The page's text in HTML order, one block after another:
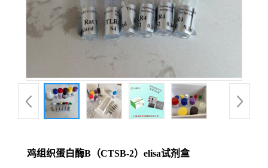
鸡组织蛋白酶B（CTSB-2）elisa试剂盒